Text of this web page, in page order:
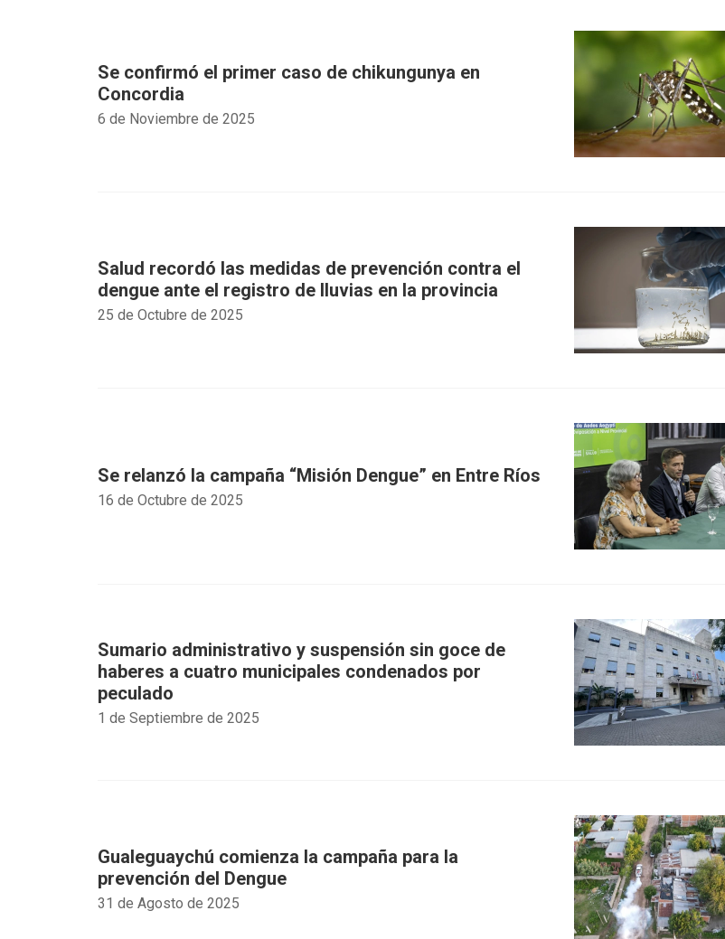
6 de Noviembre de 2025
Se confirmó el primer caso de chikungunya en
Concordia
25 de Octubre de 2025
Salud recordó las medidas de prevención contra el
dengue ante el registro de lluvias en la provincia
16 de Octubre de 2025
Se relanzó la campaña “Misión Dengue” en Entre Ríos
1 de Septiembre de 2025
Sumario administrativo y suspensión sin goce de
haberes a cuatro municipales condenados por
peculado
31 de Agosto de 2025
Gualeguaychú comienza la campaña para la
prevención del Dengue